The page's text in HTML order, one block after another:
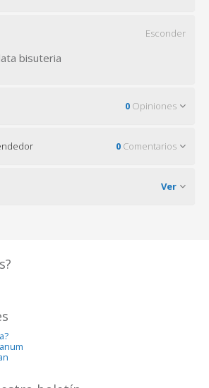
Esconder
bisuteria
0 Opiniones
0 Comentarios
Ver